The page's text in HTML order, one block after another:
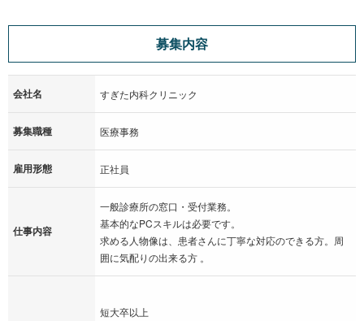
方、周囲に気配りの出来る方
あなたの応募お待ちしております。
募集内容
会社名 すぎた内科クリニック
募集職種 医療事務
雇用形態 正社員
仕事内容
一般診療所の窓口・受付業務。
基本的なPCスキルは必要です。
求める人物像は、患者さんに丁寧な対応のできる方。周
囲に気配りの出来る方 。
短大卒以上